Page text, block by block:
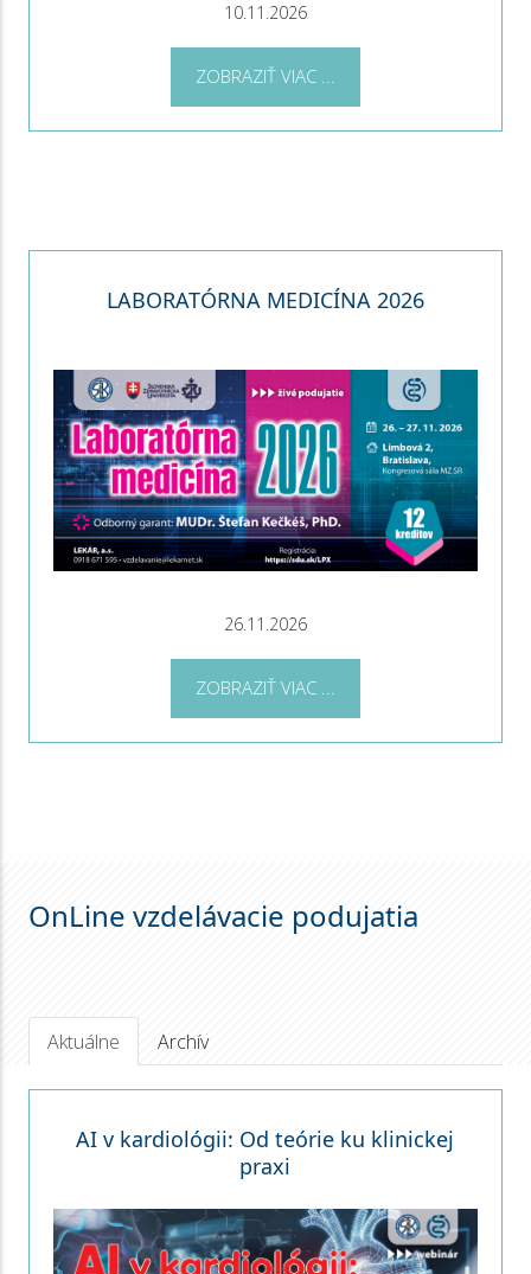
10.11.2026
ZOBRAZIŤ VIAC ...
LABORATÓRNA MEDICÍNA 2026
26.11.2026
ZOBRAZIŤ VIAC ...
OnLine vzdelávacie podujatia
Aktuálne Archív
AI v kardiológii: Od teórie ku klinickej
praxi